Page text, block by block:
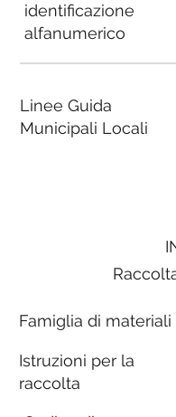
identificazione
alfanumerico
Linee Guida
Municipali Locali
Famiglia di materiali
Istruzioni per la
raccolta